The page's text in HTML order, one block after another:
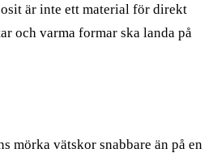
är inte ett material för direkt
och varma formar ska landa på
mörka vätskor snabbare än på en